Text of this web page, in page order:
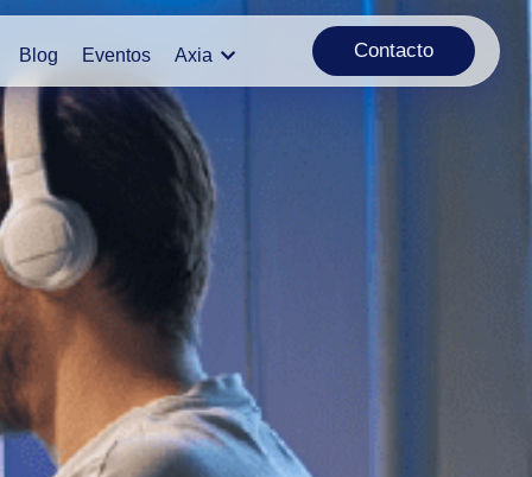
Blog Eventos Axia Contacto